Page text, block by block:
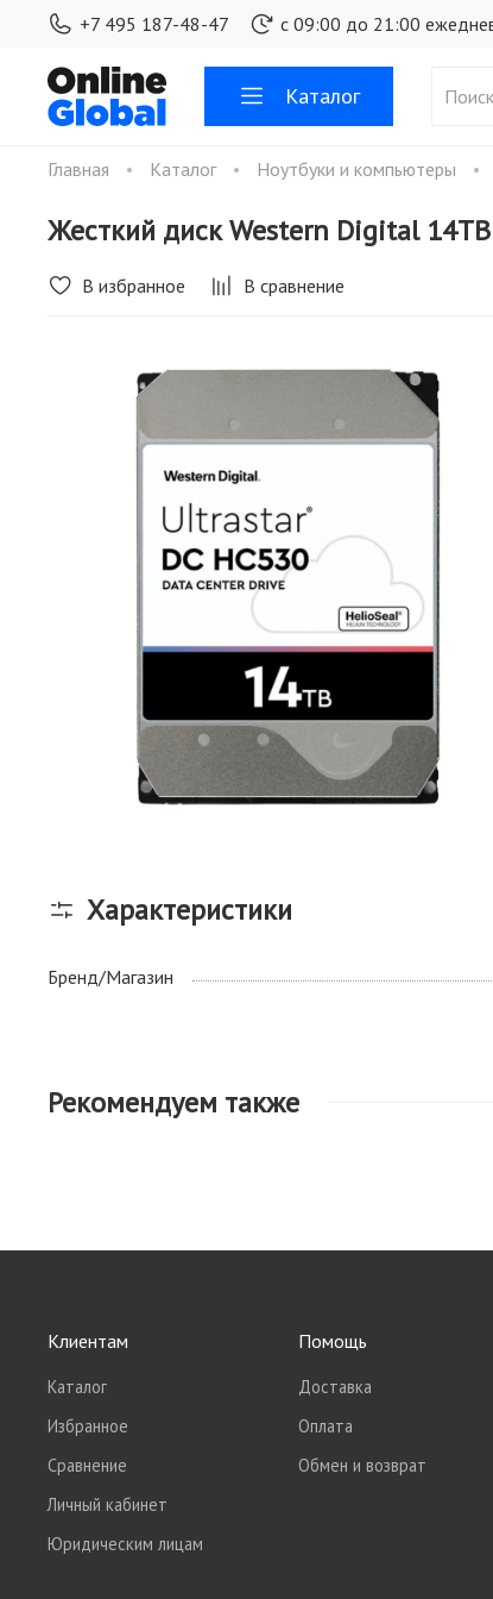
+7 495 187-48-47 с 09:00 до 21:00
Каталог
Главная Каталог Ноутбуки и компьютеры
Жесткий диск Western Digital
В избранное В сравнение
Характеристики
Бренд/Магазин
Рекомендуем также
Клиентам
Каталог
Избранное
Сравнение
Личный кабинет
Юридическим лицам
Помощь
Доставка
Оплата
Обмен и возврат